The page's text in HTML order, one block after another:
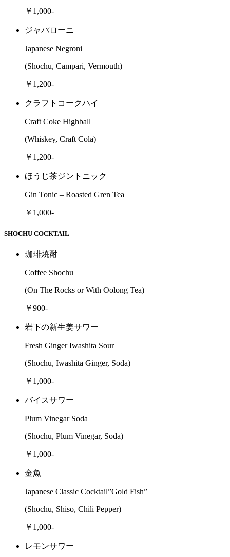
￥1,000-
ジャパローニ
Japanese Negroni
(Shochu, Campari, Vermouth)
￥1,200-
クラフトコークハイ
Craft Coke Highball
(Whiskey, Craft Cola)
￥1,200-
ほうじ茶ジントニック
Gin Tonic – Roasted Gren Tea
￥1,000-
SHOCHU COCKTAIL
珈琲焼酎
Coffee Shochu
(On The Rocks or With Oolong Tea)
￥900-
岩下の新生姜サワー
Fresh Ginger Iwashita Sour
(Shochu, Iwashita Ginger, Soda)
￥1,000-
バイスサワー
Plum Vinegar Soda
(Shochu, Plum Vinegar, Soda)
￥1,000-
金魚
Japanese Classic Cocktail”Gold Fish”
(Shochu, Shiso, Chili Pepper)
￥1,000-
レモンサワー